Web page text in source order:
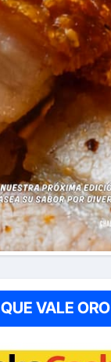
VALE ORO